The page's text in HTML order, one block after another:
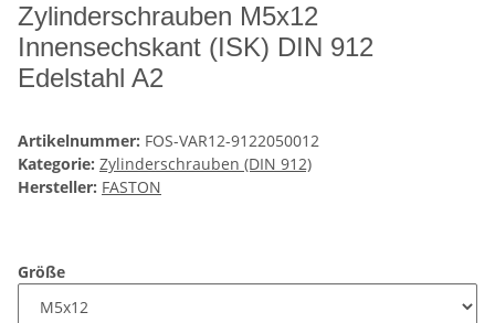
Zylinderschrauben M5x12
Innensechskant (ISK) DIN 912
Edelstahl A2
Artikelnummer: FOS-VAR12-9122050012
Kategorie: Zylinderschrauben (DIN 912)
Hersteller: FASTON
Größe